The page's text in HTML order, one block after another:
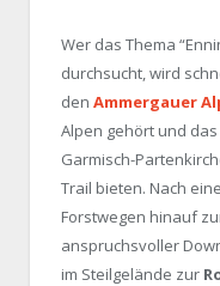
Wer das Thema
durchsucht, wird
den Ammergauer
Alpen gehört und
Garmisch-
Trail bieten. Nach
Forstwegen hinauf
anspruchsvoller
im Steilgelände zur